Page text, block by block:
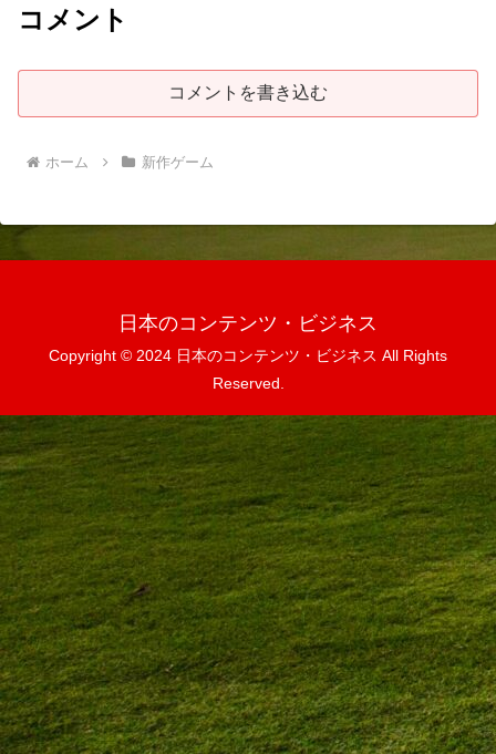
コメント
コメントを書き込む
ホーム 新作ゲーム
日本のコンテンツ・ビジネス
Copyright © 2024 日本のコンテンツ・ビジネス All Rights
Reserved.